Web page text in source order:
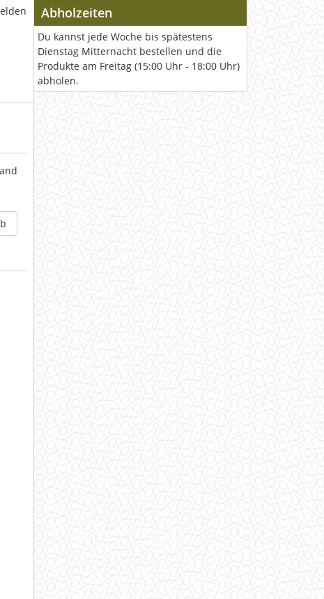
Abholzeiten
Du kannst jede Woche bis spätestens
Dienstag Mitternacht bestellen und die
Produkte am Freitag (15:00 Uhr - 18:00 Uhr)
abholen.